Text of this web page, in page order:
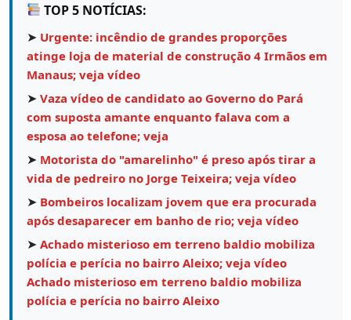
TOP 5 NOTÍCIAS:
➤ Urgente: incêndio de grandes proporções
atinge loja de material de construção 4 Irmãos em
Manaus; veja vídeo
➤ Vaza vídeo de candidato ao Governo do Pará
com suposta amante enquanto falava com a
esposa ao telefone; veja
➤ Motorista do "amarelinho" é preso após tirar a
vida de pedreiro no Jorge Teixeira; veja vídeo
➤ Bombeiros localizam jovem que era procurada
após desaparecer em banho de rio; veja vídeo
➤ Achado misterioso em terreno baldio mobiliza
polícia e perícia no bairro Aleixo; veja vídeo
Achado misterioso em terreno baldio mobiliza
polícia e perícia no bairro Aleixo